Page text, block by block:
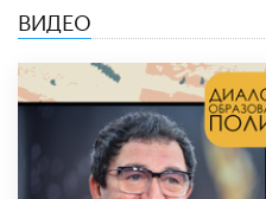
ВИДЕО